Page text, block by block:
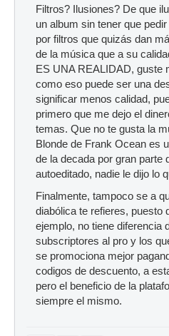
Filtros? Ilusiones? De que
un album sin tener que
por filtros que quizás dan
de la música que a su
ES UNA REALIDAD, guste
como eso puede ser una
significar menos calidad,
primero que me dejo el
temas. Que no te gusta la
Blonde de Frank Ocean es
de la decada por gran parte
autoeditado, nadie le dijo lo
Finalmente, tampoco se a
diabólica te refieres, puesto
ejemplo, no tiene diferencia
subscriptores al pro y los
se promociona mejor
codigos de descuento, a
pero el beneficio de la
siempre el mismo.